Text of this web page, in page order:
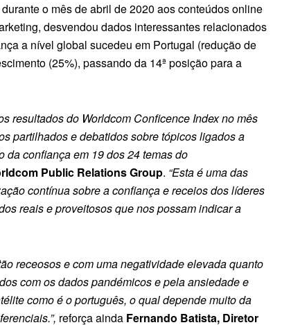
o mês de abril de 2020 aos conteúdos online
desvendou dados interessantes relacionados
a nível global sucedeu em Portugal (redução de
(25%), passando da 14ª posição para a
resultados do Worldcom Conficence Index no mês
partilhados e debatidos sobre tópicos ligados a
confiança em 19 dos 24 temas do
Public Relations Group. “Esta é uma das
contínua sobre a confiança e receios dos líderes
reais e proveitosos que nos possam indicar a
receosos e com uma negatividade elevada quanto
com os dados pandémicos e pela ansiedade e
como é o português, o qual depende muito da
reforça ainda Fernando Batista, Diretor